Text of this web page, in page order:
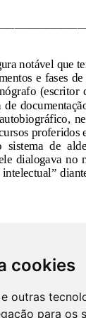
cookies
outras
para os